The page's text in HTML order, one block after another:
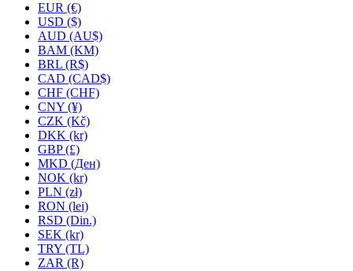
EUR (€)
USD ($)
AUD (AU$)
BAM (KM)
BRL (R$)
CAD (CAD$)
CHF (CHF)
CNY (¥)
CZK (Kč)
DKK (kr)
GBP (£)
MKD (Ден)
NOK (kr)
PLN (zł)
RON (lei)
RSD (Din.)
SEK (kr)
TRY (TL)
ZAR (R)